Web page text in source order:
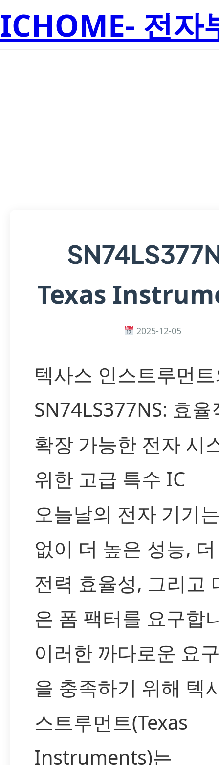
ICHOME- 전자
Texas
2025-12-05
텍사스 인스트루먼
SN74LS377NS: 효
확장 가능한 전자 시
위한 고급 특수 IC
오늘날의 전자 기기
없이 더 높은 성능,
전력 효율성, 그리고
은 폼 팩터를 요구합
이러한 까다로운 요
을 충족하기 위해 텍
스트루먼트(Texas
Instruments)는